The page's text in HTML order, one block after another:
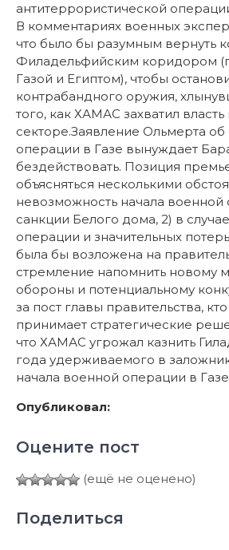
антитеррористической
В комментариях военных
что было бы разумным вернуть
Филадельфийским коридором
Газой и Египтом), чтобы
контрабандного оружия,
того, как ХАМАС захватил власть
секторе.Заявление Ольмерта об
операции в Газе вынуждает
бездействовать. Позиция
объясняться несколькими
невозможность начала военной
санкции Белого дома, 2) в
операции и значительных
была бы возложена на
стремление напомнить новому
обороны и потенциальному
за пост главы правительства,
принимает стратегические
что ХАМАС угрожал казнить
года удерживаемого в
начала военной операции в
Опубликовал:
Оцените пост
(ещё не оценено)
Поделиться